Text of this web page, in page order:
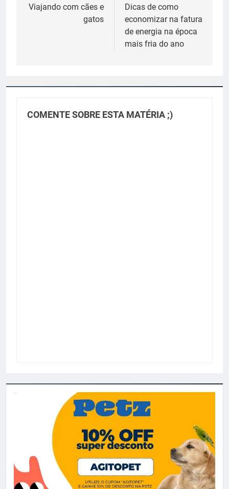
de
Viajando com cães e
gatos
Dicas de como
economizar na fatura
de energia na época
mais fria do ano
COMENTE SOBRE ESTA MATÉRIA ;)